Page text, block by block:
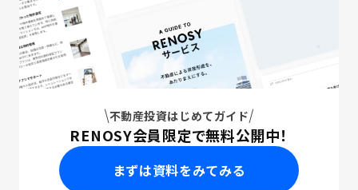
不動産投資はじめてガイド
RENOSY会員限定で無料公開中！
まずは資料をみてみる